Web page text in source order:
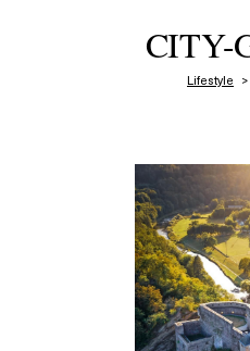
CITY-
Lifestyle